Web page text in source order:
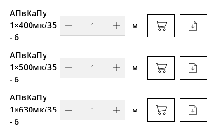
АПвКаПу
1×400мк/35
- 6
м
АПвКаПу
1×500мк/35
- 6
м
АПвКаПу
1×630мк/35
- 6
м